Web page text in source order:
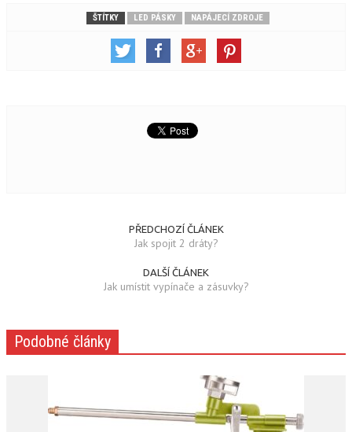
ŠTÍTKY LED PÁSKY NAPÁJECÍ ZDROJE
PŘEDCHOZÍ ČLÁNEK
Jak spojit 2 dráty?
DALŠÍ ČLÁNEK
Jak umístit vypínače a zásuvky?
Podobné články